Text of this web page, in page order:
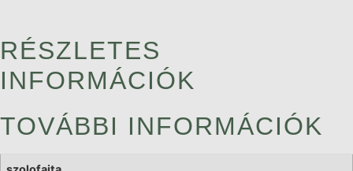
RÉSZLETES
INFORMÁCIÓK
TOVÁBBI INFORMÁCIÓK